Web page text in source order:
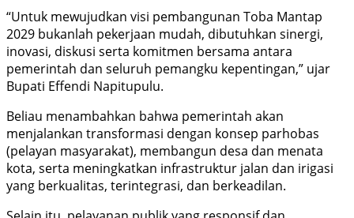
“Untuk mewujudkan visi pembangunan Toba Mantap
2029 bukanlah pekerjaan mudah, dibutuhkan sinergi,
inovasi, diskusi serta komitmen bersama antara
pemerintah dan seluruh pemangku kepentingan,” ujar
Bupati Effendi Napitupulu.
Beliau menambahkan bahwa pemerintah akan
menjalankan transformasi dengan konsep parhobas
(pelayan masyarakat), membangun desa dan menata
kota, serta meningkatkan infrastruktur jalan dan irigasi
yang berkualitas, terintegrasi, dan berkeadilan.